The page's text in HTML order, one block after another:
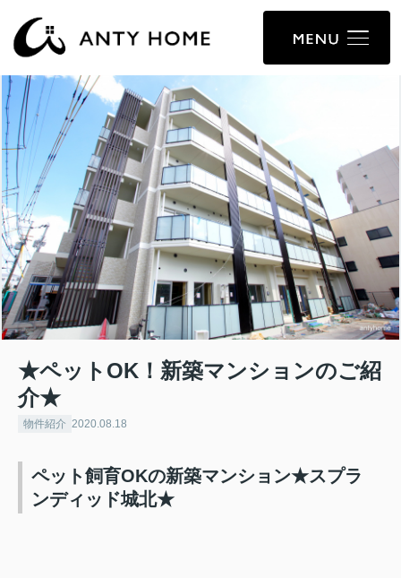
★ペットOK！新築マンションのご紹
介★
物件紹介 2020.08.18
ペット飼育OKの新築マンション★スプラ
ンディッド城北★